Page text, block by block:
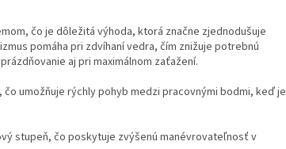
čo je dôležitá výhoda, ktorá značne zjednodušuje
pomáha pri zdvíhaní vedra, čím znižuje potrebnú
aj pri maximálnom zaťažení.
čo umožňuje rýchly pohyb medzi pracovnými bodmi, keď je
stupeň, čo poskytuje zvýšenú manévrovateľnosť v